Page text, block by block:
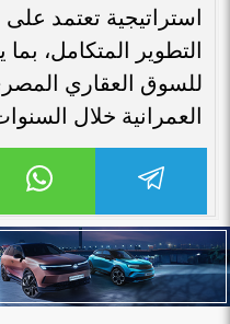
استراتيجية تعتمد
التطوير المتكامل،
للسوق العقاري
العمرانية خلال